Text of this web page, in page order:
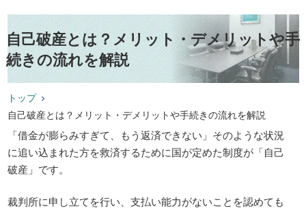
自己破産とは？メリット・デメリットや手
続きの流れを解説
トップ
自己破産とは？メリット・デメリットや手続きの流れを解説
「借金が膨らみすぎて、もう返済できない」そのような状況
に追い込まれた方を救済するために国が定めた制度が「自己
破産」です。
裁判所に申し立てを行い、支払い能力がないことを認めても